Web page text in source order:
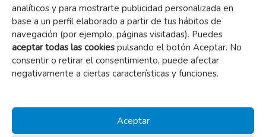
analíticos y para mostrarte publicidad personalizada en
base a un perfil elaborado a partir de tus hábitos de
navegación (por ejemplo, páginas visitadas). Puedes
aceptar todas las cookies pulsando el botón Aceptar. No
consentir o retirar el consentimiento, puede afectar
negativamente a ciertas características y funciones.
Aceptar
apoyo al Banco de Alimentos de Zaragoza.
Fotos 22-03-2019
Video 25 aniversario